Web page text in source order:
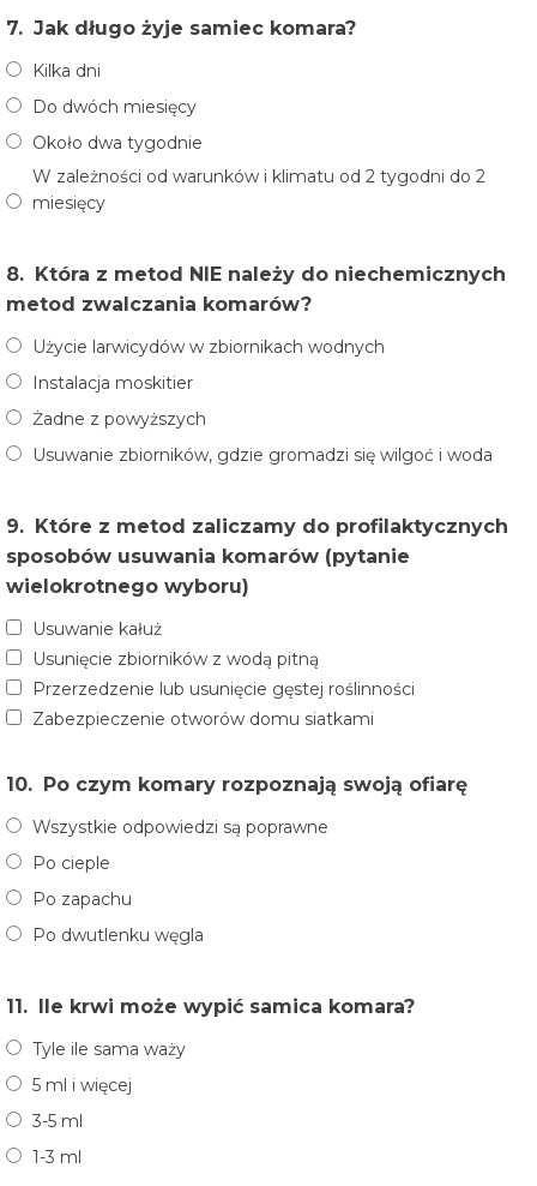
7. Jak długo żyje samiec komara?
Kilka dni
Do dwóch miesięcy
Około dwa tygodnie
W zależności od warunków i klimatu od 2 tygodni do 2
miesięcy
8.
Która z metod NIE należy do niechemicznych
metod zwalczania komarów?
Użycie larwicydów w zbiornikach wodnych
Instalacja moskitier
Żadne z powyższych
Usuwanie zbiorników, gdzie gromadzi się wilgoć i woda
9.
Które z metod zaliczamy do profilaktycznych
sposobów usuwania komarów (pytanie
wielokrotnego wyboru)
Usuwanie kałuż
Usunięcie zbiorników z wodą pitną
Przerzedzenie lub usunięcie gęstej roślinności
Zabezpieczenie otworów domu siatkami
10. Po czym komary rozpoznają swoją ofiarę
Wszystkie odpowiedzi są poprawne
Po cieple
Po zapachu
Po dwutlenku węgla
11. Ile krwi może wypić samica komara?
Tyle ile sama waży
5 ml i więcej
3-5 ml
1-3 ml